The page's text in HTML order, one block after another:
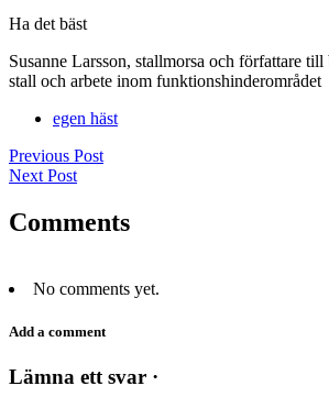
Ha det bäst
Susanne Larsson, stallmorsa och författare
stall och arbete inom funktionshinderområdet
egen häst
Previous Post
Next Post
Comments
No comments yet.
Add a comment
Lämna ett svar ·